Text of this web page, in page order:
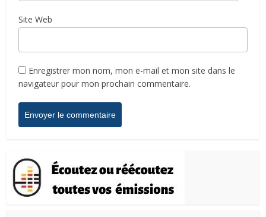
Site Web
Enregistrer mon nom, mon e-mail et mon site dans le
navigateur pour mon prochain commentaire.